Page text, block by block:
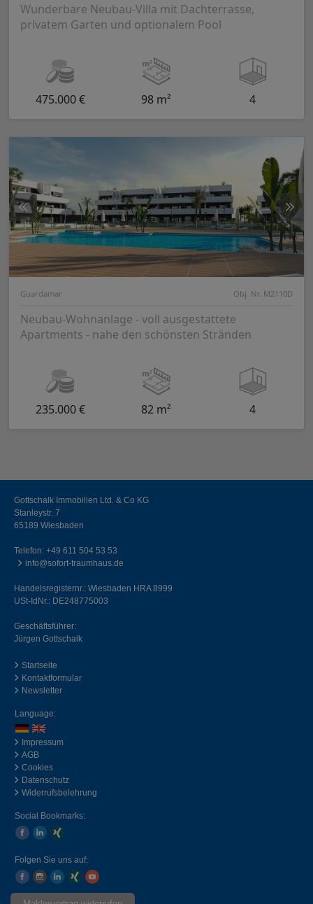
Wunderbare Neubau-Villa mit Dachterrasse,
privatem Garten und optionalem Pool
475.000 € 98 m² 4
Guardamar Obj. Nr. M2110D
Neubau-Wohnanlage - voll ausgestattete
Apartments - nahe den schönsten Stränden
235.000 € 82 m² 4
Gottschalk Immobilien Ltd. & Co KG
Stanleystr. 7
65189 Wiesbaden
Telefon: +49 611 504 53 53
info@sofort-traumhaus.de
Handelsregisternr.: Wiesbaden HRA 8999
USt-IdNr.: DE248775003
Geschäftsführer:
Jürgen Gottschalk
Startseite
Kontaktformular
Newsletter
Language:
Impressum
AGB
Cookies
Datenschutz
Widerrufsbelehrung
Social Bookmarks:
Folgen Sie uns auf: